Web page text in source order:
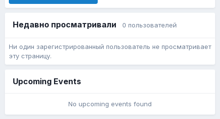
Недавно просматривали 0 пользователей
Ни один зарегистрированный пользователь не просматривает
эту страницу.
Upcoming Events
No upcoming events found